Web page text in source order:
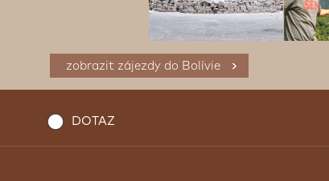
zobrazit zájezdy do Bolívie
DOTAZ